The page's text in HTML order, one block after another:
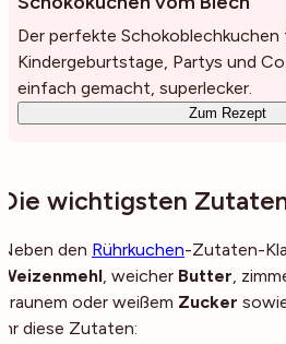
Der perfekte Schokoblechkuchen
Kindergeburtstage, Partys und
einfach gemacht, superlecker.
Zum Rezept
Die wichtigsten
Neben den Rührkuchen-Zutaten-
Weizenmehl, weicher Butter,
braunem oder weißem Zucker
ihr diese Zutaten: